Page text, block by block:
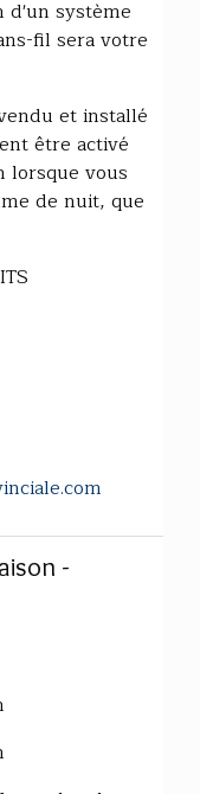
d'un système
fil sera votre
et installé
être activé
lorsque vous
de nuit, que
-